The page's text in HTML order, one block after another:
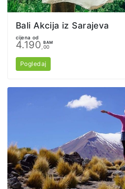
Bali Akcija iz Sarajeva
cijena od
4.190 BAM
,00
Pogledaj